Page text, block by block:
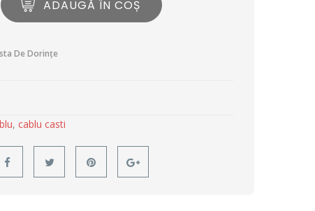
ADAUGĂ ÎN COȘ
De Dorințe
, cablu casti